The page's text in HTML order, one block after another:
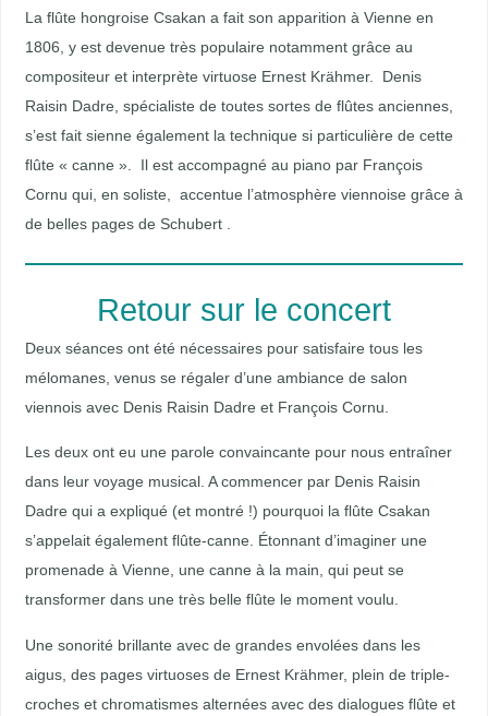
La flûte hongroise Csakan a fait son apparition à Vienne en
1806, y est devenue très populaire notamment grâce au
compositeur et interprète virtuose Ernest Krähmer. Denis
Raisin Dadre, spécialiste de toutes sortes de flûtes anciennes,
s’est fait sienne également la technique si particulière de cette
flûte « canne ». Il est accompagné au piano par François
Cornu qui, en soliste, accentue l’atmosphère viennoise grâce à
de belles pages de Schubert .
Retour sur le concert
Deux séances ont été nécessaires pour satisfaire tous les
mélomanes, venus se régaler d’une ambiance de salon
viennois avec Denis Raisin Dadre et François Cornu.
Les deux ont eu une parole convaincante pour nous entraîner
dans leur voyage musical. A commencer par Denis Raisin
Dadre qui a expliqué (et montré !) pourquoi la flûte Csakan
s’appelait également flûte-canne. Étonnant d’imaginer une
promenade à Vienne, une canne à la main, qui peut se
transformer dans une très belle flûte le moment voulu.
Une sonorité brillante avec de grandes envolées dans les
aigus, des pages virtuoses de Ernest Krähmer, plein de triple-
croches et chromatismes alternées avec des dialogues flûte et